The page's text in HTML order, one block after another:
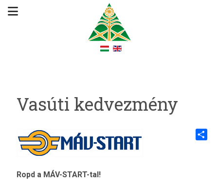
Vasúti kedvezmény
Ropd a MÁV-START-tal!